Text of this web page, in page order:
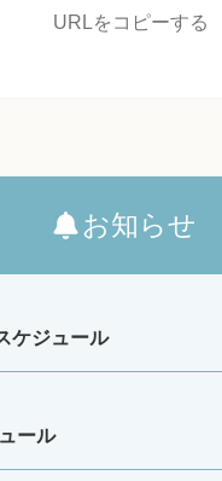
URLをコピーする
お知らせ
ケジュール
ール